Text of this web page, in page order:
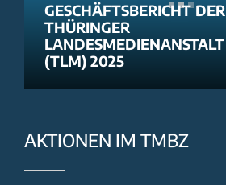
GESCHÄFTSBERICHT DER
THÜRINGER
LANDESMEDIENANSTALT
(TLM) 2025
AKTIONEN IM TMBZ